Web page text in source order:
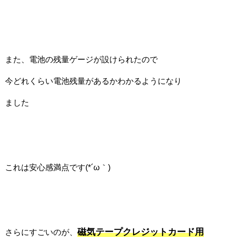
また、電池の残量ゲージが設けられたので
今どれくらい電池残量があるかわかるようになり
ました
これは安心感満点です(*´ω｀)
さらにすごいのが、磁気テープクレジットカード用